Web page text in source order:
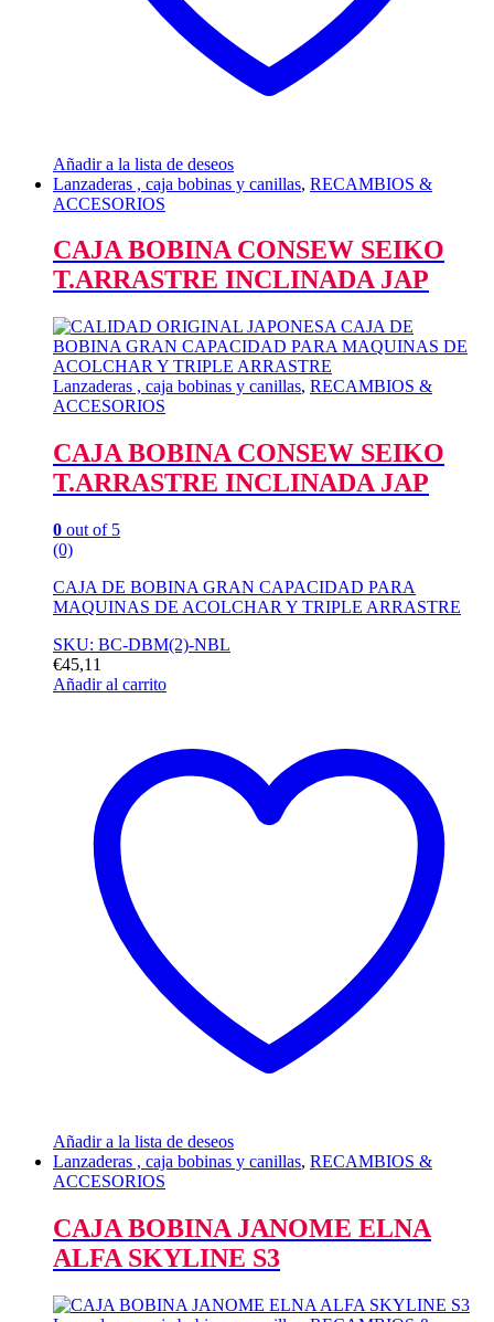
Añadir a la lista de deseos
Lanzaderas , caja bobinas y canillas, RECAMBIOS &
ACCESORIOS
CAJA BOBINA CONSEW SEIKO
T.ARRASTRE INCLINADA JAP
Lanzaderas , caja bobinas y canillas, RECAMBIOS &
ACCESORIOS
CAJA BOBINA CONSEW SEIKO
T.ARRASTRE INCLINADA JAP
0 out of 5
(0)
CAJA DE BOBINA GRAN CAPACIDAD PARA
MAQUINAS DE ACOLCHAR Y TRIPLE ARRASTRE
SKU: BC-DBM(2)-NBL
€45,11
Añadir al carrito
Añadir a la lista de deseos
Lanzaderas , caja bobinas y canillas, RECAMBIOS &
ACCESORIOS
CAJA BOBINA JANOME ELNA
ALFA SKYLINE S3